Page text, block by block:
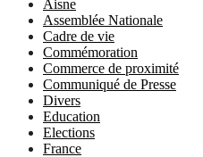
Aisne
Assemblée Nationale
Cadre de vie
Commémoration
Commerce de proximité
Communiqué de Presse
Divers
Education
Elections
France